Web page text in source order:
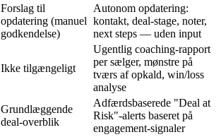
Forslag til
opdatering (manuel
godkendelse)
Autonom opdatering:
kontakt, deal-stage, noter,
next steps — uden input
Ikke tilgængeligt
Ugentlig coaching-rapport
per sælger, mønstre på
tværs af opkald, win/loss
analyse
Grundlæggende
deal-overblik
Adfærdsbaserede "Deal at
Risk"-alerts baseret på
engagement-signaler